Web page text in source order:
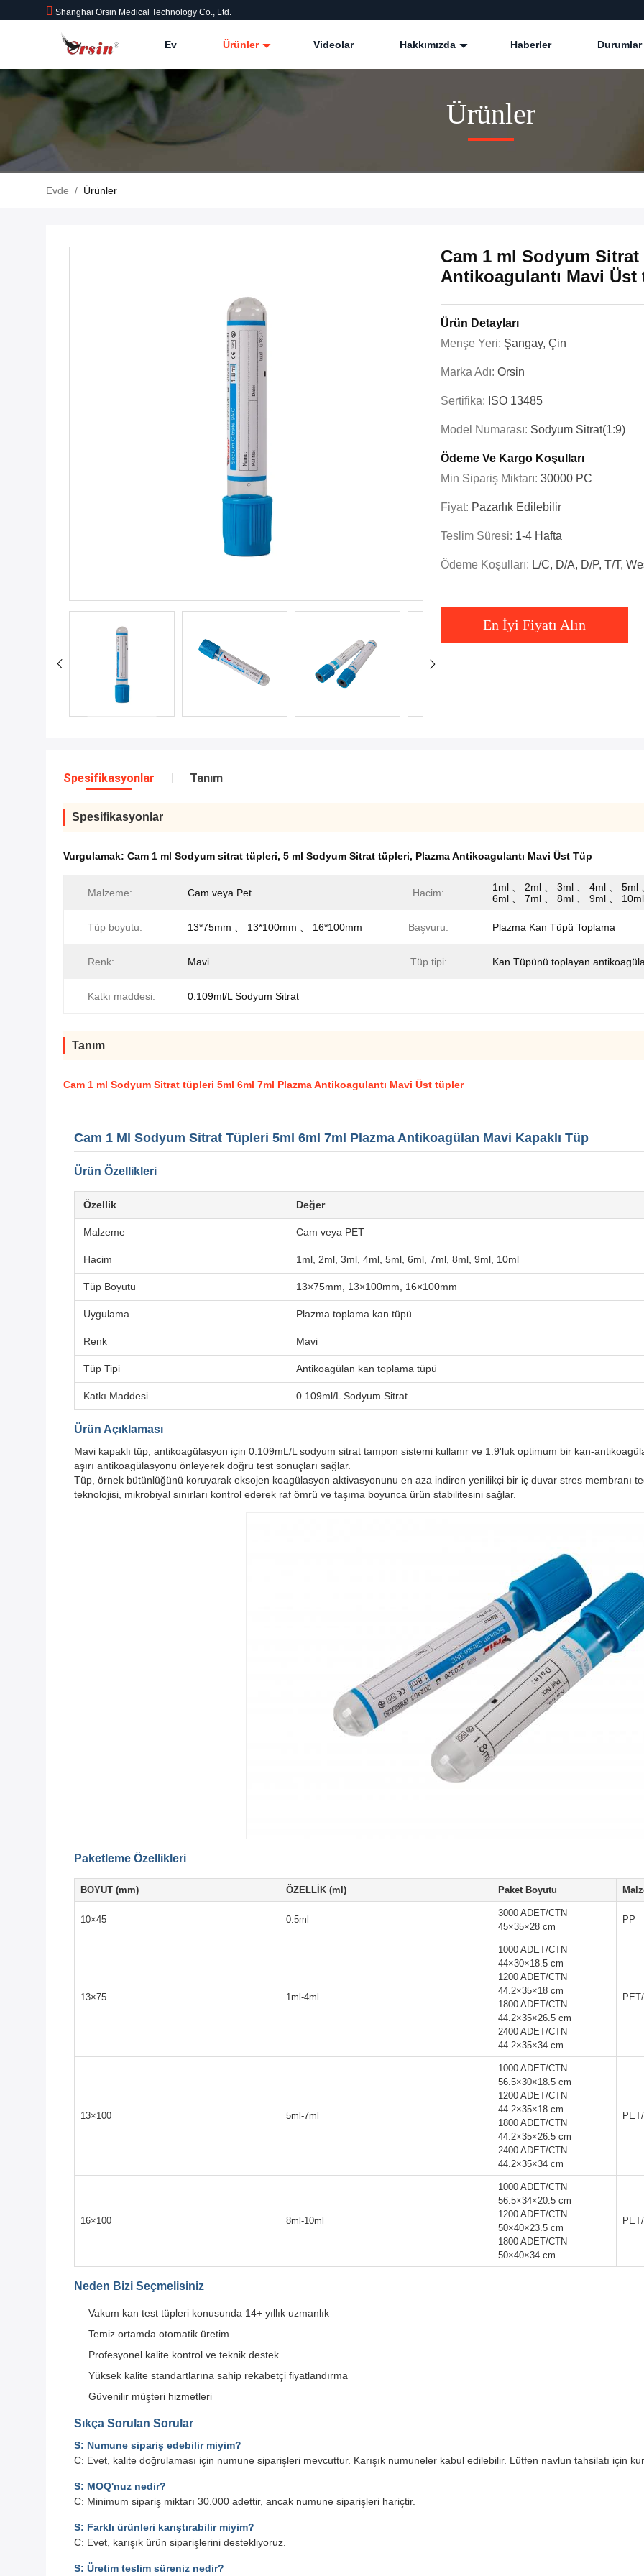
Shanghai Orsin Medical Technology Co., Ltd.
Ev Ürünler Videolar Hakkımızda Haberler Durumlar
Ürünler
Evde / Ürünler
Cam 1 ml Sodyum
Antikoagulantı Mavi Üst
Ürün Detayları
Menşe Yeri: Şangay, Çin
Marka Adı: Orsin
Sertifika: ISO 13485
Model Numarası: Sodyum Sitrat(1:9)
Ödeme Ve Kargo Koşulları
Min Sipariş Miktarı: 30000 PC
Fiyat: Pazarlık Edilebilir
Teslim Süresi: 1-4 Hafta
Ödeme Koşulları: L/C, D/A, D/P, T/T,
En İyi Fiyatı Alın
Spesifikasyonlar Tanım
Spesifikasyonlar
Vurgulamak: Cam 1 ml Sodyum sitrat tüpleri, 5 ml Sodyum Sitrat tüpleri, Plazma Antikoagulantı Mavi Üst Tüp
Malzeme: Cam veya Pet Hacim:
1ml 、 2ml 、 3ml 、 4ml 、 5ml
6ml 、 7ml 、 8ml 、 9ml 、 10ml
Tüp boyutu: 13*75mm 、 13*100mm 、 16*100mm Başvuru: Plazma Kan Tüpü Toplama
Renk: Mavi Tüp tipi: Kan Tüpünü toplayan
Katkı maddesi: 0.109ml/L Sodyum Sitrat
Tanım
Cam 1 ml Sodyum Sitrat tüpleri 5ml 6ml 7ml Plazma Antikoagulantı Mavi Üst tüpler
Cam 1 Ml Sodyum Sitrat Tüpleri 5ml 6ml 7ml Plazma Antikoagülan Mavi Kapaklı Tüp
Ürün Özellikleri
Özellik Değer
Malzeme Cam veya PET
Hacim 1ml, 2ml, 3ml, 4ml, 5ml, 6ml, 7ml, 8ml, 9ml, 10ml
Tüp Boyutu 13×75mm, 13×100mm, 16×100mm
Uygulama Plazma toplama kan tüpü
Renk Mavi
Tüp Tipi Antikoagülan kan toplama tüpü
Katkı Maddesi 0.109ml/L Sodyum Sitrat
Ürün Açıklaması
Mavi kapaklı tüp, antikoagülasyon için 0.109mL/L sodyum sitrat tampon sistemi kullanır ve 1:9'luk optimum bir kan-
aşırı antikoagülasyonu önleyerek doğru test sonuçları sağlar.
Tüp, örnek bütünlüğünü koruyarak eksojen koagülasyon aktivasyonunu en aza indiren yenilikçi bir iç duvar stres membranı
teknolojisi, mikrobiyal sınırları kontrol ederek raf ömrü ve taşıma boyunca ürün stabilitesini sağlar.
Paketleme Özellikleri
BOYUT (mm) ÖZELLİK (ml) Paket Boyutu
10×45 0.5ml
3000 ADET/CTN
45×35×28 cm
PP
13×75 1ml-4ml
1000 ADET/CTN
44×30×18.5 cm
1200 ADET/CTN
44.2×35×18 cm
1800 ADET/CTN
44.2×35×26.5 cm
2400 ADET/CTN
44.2×35×34 cm
13×100 5ml-7ml
1000 ADET/CTN
56.5×30×18.5 cm
1200 ADET/CTN
44.2×35×18 cm
1800 ADET/CTN
44.2×35×26.5 cm
2400 ADET/CTN
44.2×35×34 cm
16×100 8ml-10ml
1000 ADET/CTN
56.5×34×20.5 cm
1200 ADET/CTN
50×40×23.5 cm
1800 ADET/CTN
50×40×34 cm
Neden Bizi Seçmelisiniz
Vakum kan test tüpleri konusunda 14+ yıllık uzmanlık
Temiz ortamda otomatik üretim
Profesyonel kalite kontrol ve teknik destek
Yüksek kalite standartlarına sahip rekabetçi fiyatlandırma
Güvenilir müşteri hizmetleri
Sıkça Sorulan Sorular
S: Numune sipariş edebilir miyim?
C: Evet, kalite doğrulaması için numune siparişleri mevcuttur. Karışık numuneler kabul edilebilir. Lütfen navlun tahsilatı için
S: MOQ'nuz nedir?
C: Minimum sipariş miktarı 30.000 adettir, ancak numune siparişleri hariçtir.
S: Farklı ürünleri karıştırabilir miyim?
C: Evet, karışık ürün siparişlerini destekliyoruz.
S: Üretim teslim süreniz nedir?